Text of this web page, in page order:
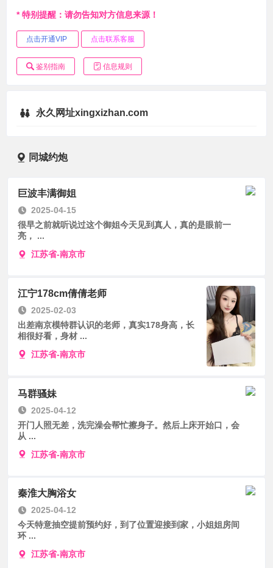
* 特别提醒：请勿告知对方信息来源！
点击开通VIP 点击联系客服
鉴别指南 信息规则
永久网址xingxizhan.com
同城约炮
巨波丰满御姐
2025-04-15
很早之前就听说过这个御姐今天见到真人，真的是眼前一
亮， ...
江苏省-南京市
江宁178cm倩倩老师
2025-02-03
出差南京模特群认识的老师，真实178身高，长
相很好看，身材 ...
江苏省-南京市
马群骚妹
2025-04-12
开门人照无差，洗完澡会帮忙擦身子。然后上床开始口，会
从 ...
江苏省-南京市
秦淮大胸浴女
2025-04-12
今天特意抽空提前预约好，到了位置迎接到家，小姐姐房间
环 ...
江苏省-南京市